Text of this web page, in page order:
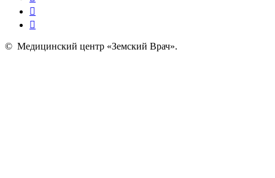
© Медицинский центр «Земский Врач».